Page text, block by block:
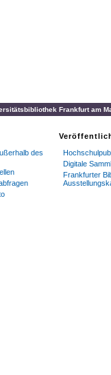
Frankfurt am
des
Digitale
Frankfurter